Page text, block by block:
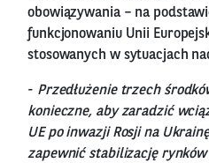
obowiązywania – na
funkcjonowaniu Unii
stosowanych w sytuacjach
- Przedłużenie trzech
konieczne, aby zaradzić
UE po inwazji Rosji na
zapewnić stabilizację rynków